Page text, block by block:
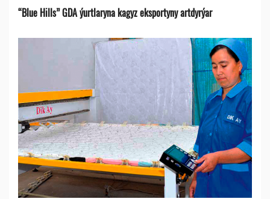
“Blue Hills” GDA ýurtlaryna kagyz eksportyny artdyrýar